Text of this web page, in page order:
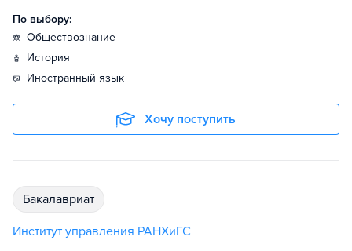
По выбору:
обществознание
история
иностранный язык
Хочу поступить
бакалавриат
Институт управления РАНХиГС